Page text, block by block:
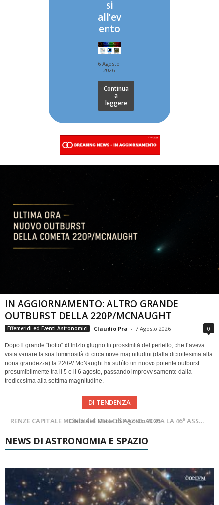
si
all’ev
ento
6 Agosto
2026
Continua
a
leggere
IN AGGIORNAMENTO: ALTRO GRANDE
OUTBURST DELLA 220P/MCNAUGHT
Effemeridi ed Eventi Astronomici Claudio Pra - 7 Agosto 2026 0
Dopo il grande “botto” di inizio giugno in prossimità del perielio, che l’aveva
vista variare la sua luminosità di circa nove magnitudini (dalla diciottesima alla
nona grandezza) la 220P/ McNaught ha subìto un nuovo potente outburst
presumibilmente tra il 5 e il 6 agosto, passando improvvisamente dalla
tredicesima alla settima magnitudine.
DI TENDENZA
Cielo del Mese di Agosto 2026
SUPERNOVAE aggiornamenti del mese – Agosto 2026
NEWS DI ASTRONOMIA E SPAZIO